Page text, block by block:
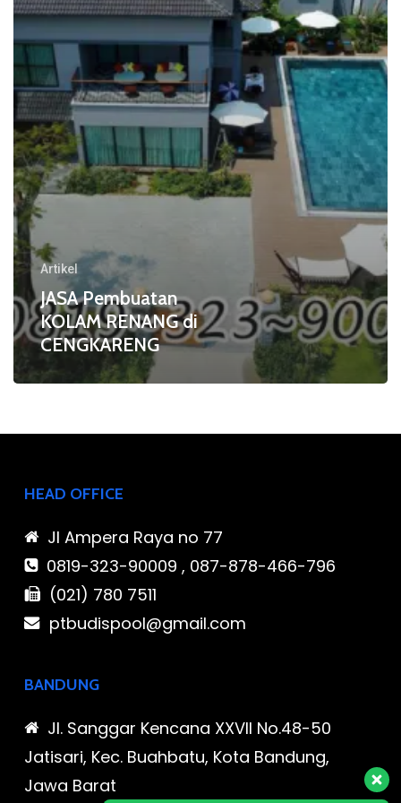
di
CENGKARENG
Artikel
JASA Pembuatan
KOLAM RENANG di
CENGKARENG
HEAD OFFICE
Jl Ampera Raya no 77
0819-323-90009 , 087-878-466-796
(021) 780 7511
ptbudispool@gmail.com
BANDUNG
Jl. Sanggar Kencana XXVII No.48-50
Jatisari, Kec. Buahbatu, Kota Bandung,
Jawa Barat